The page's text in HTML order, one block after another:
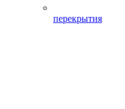
перекрытия